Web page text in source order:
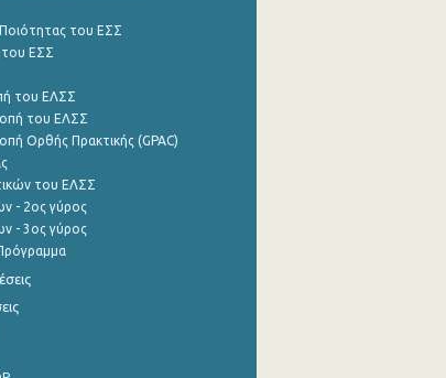
Ποιότητας του ΕΣΣ
του ΕΣΣ
του ΕΛΣΣ
του ΕΛΣΣ
Ορθής Πρακτικής (GPAC)
του ΕΛΣΣ
- 2ος γύρος
- 3ος γύρος